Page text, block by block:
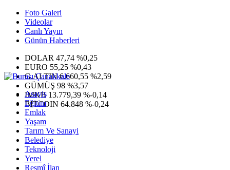
Foto Galeri
Videolar
Canlı Yayın
Günün Haberleri
DOLAR 47,74 %0,25
EURO 55,25 %0,43
G.ALTIN6.660,55 %2,59
GÜMÜŞ 98 %3,57
IMKB 13.779,39 %-0,14
BITCOIN 64.848 %-0,24
Asayiş
Eğitim
Emlak
Yaşam
Tarım Ve Sanayi
Belediye
Teknoloji
Yerel
Resmî İlan